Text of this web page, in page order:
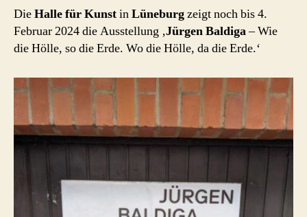
Jürgen
Baldiga
DieHalle für KunstinLüneburgzeigt noch bis 4.
Februar 2024 die Ausstellung ‚Jürgen Baldiga– Wie
die Hölle, so die Erde. Wo die Hölle, da die Erde.‘